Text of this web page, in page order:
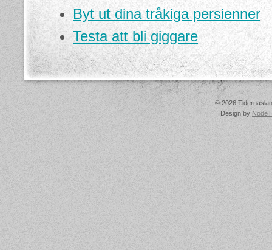
Byt ut dina tråkiga persienner
Testa att bli giggare
© 2026
Design by